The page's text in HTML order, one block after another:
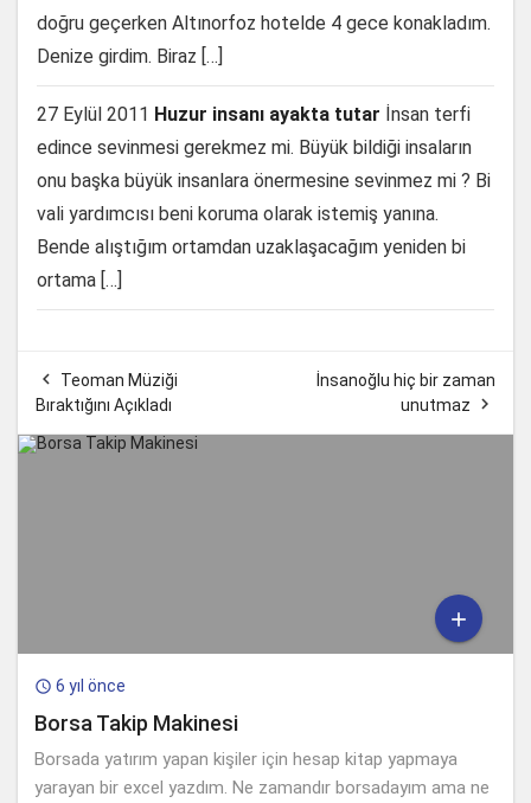
doğru geçerken Altınorfoz hotelde 4 gece konakladım.
Denize girdim. Biraz […]
27 Eylül 2011 Huzur insanı ayakta tutar İnsan terfi
edince sevinmesi gerekmez mi. Büyük bildiği insaların
onu başka büyük insanlara önermesine sevinmez mi ? Bi
vali yardımcısı beni koruma olarak istemiş yanına.
Bende alıştığım ortamdan uzaklaşacağım yeniden bi
ortama […]

Teoman Müziği
Bıraktığını Açıkladı
İnsanoğlu hiç bir zaman
unutmaz


 6 yıl önce
Borsa Takip Makinesi
Borsada yatırım yapan kişiler için hesap kitap yapmaya
yarayan bir excel yazdım. Ne zamandır borsadayım ama ne